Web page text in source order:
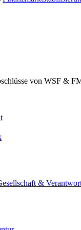
von WSF &
&